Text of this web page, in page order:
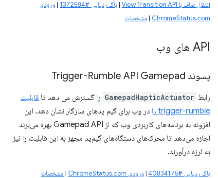
انتقال صاف با View Transition API | باگ ردیابی #1372584 |ورودی
ChromeStatus.com
| مشخصات
API های وب
پسوند Trigger-Rumble API Gamepad
رابط GamepadHapticActuator را گسترش می دهد تا قابلیت
trigger-rumble را
در وب برای گیم پدهای سازگار نشان دهد. این
افزونه به برنامه‌های کاربردی وب که از Gamepad API بهره می‌برند
اجازه می‌دهد تا محرک‌های دستگاه‌های گیم‌پد مجهز به این قابلیت را نیز
به لرزه درآورند.
باگ ردیابی #40834175 |ورودی ChromeStatus.com | مشخصات